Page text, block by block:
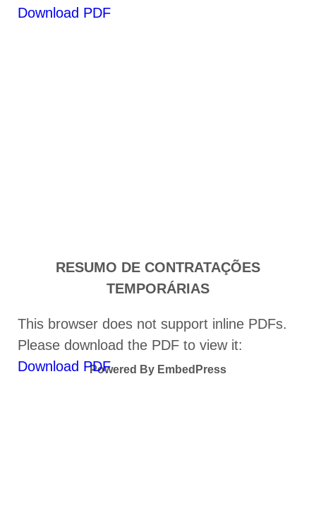
Download PDF
Powered By EmbedPress
RESUMO DE CONTRATAÇÕES
TEMPORÁRIAS
This browser does not support inline PDFs.
Please download the PDF to view it:
Download PDF